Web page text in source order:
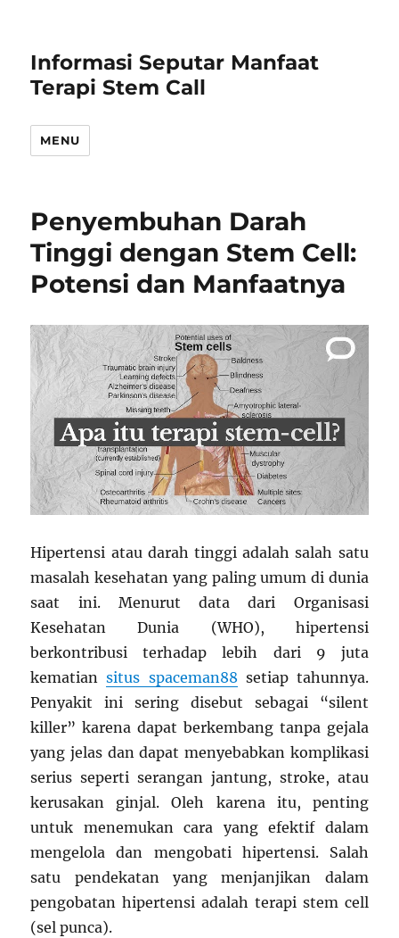
Informasi Seputar Manfaat
Terapi Stem Call
MENU
Penyembuhan Darah
Tinggi dengan Stem Cell:
Potensi dan Manfaatnya
Hipertensi atau darah tinggi adalah salah satu
masalah kesehatan yang paling umum di dunia
saat ini. Menurut data dari Organisasi
Kesehatan Dunia (WHO), hipertensi
berkontribusi terhadap lebih dari 9 juta
kematiansitus spaceman88 setiap tahunnya.
Penyakit ini sering disebut sebagai “silent
killer” karena dapat berkembang tanpa gejala
yang jelas dan dapat menyebabkan komplikasi
serius seperti serangan jantung, stroke, atau
kerusakan ginjal. Oleh karena itu, penting
untuk menemukan cara yang efektif dalam
mengelola dan mengobati hipertensi. Salah
satu pendekatan yang menjanjikan dalam
pengobatan hipertensi adalah terapi stem cell
(sel punca).